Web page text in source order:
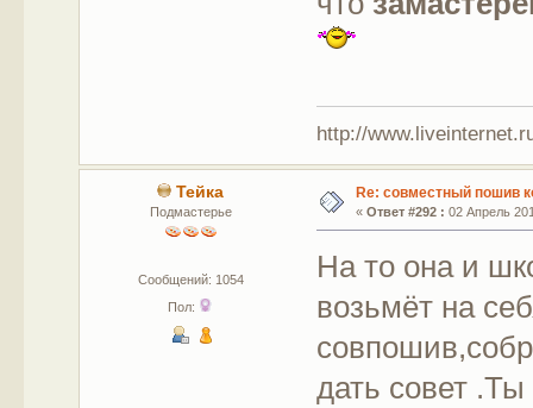
http://
Тейка
Подмастерье
Сообщений: 1054
Пол:
Re: совместный пошив
« Ответ #292 : 02 Апрель
На то она и
возьмёт на
дать совет